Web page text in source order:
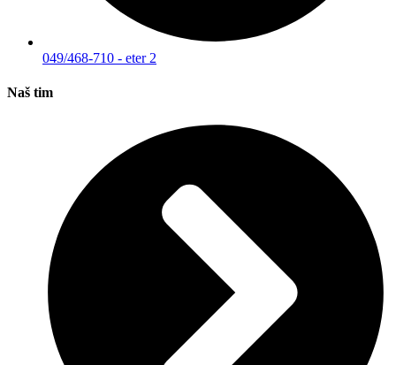
049/468-710 - eter 2
Naš tim